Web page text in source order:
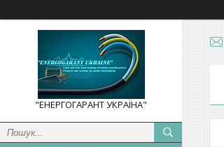
"ЕНЕРГОГАРАНТ УКРАЇНА"